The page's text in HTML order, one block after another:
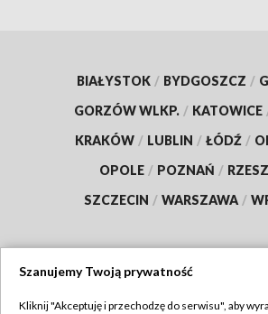
BIAŁYSTOK / BYDGOSZCZ /
GORZÓW WLKP. / KATOWICE
KRAKÓW / LUBLIN / ŁÓDŹ /
OPOLE / POZNAŃ /
SZCZECIN / WARSZAWA /
Szanujemy Twoją prywatność
Kliknij "Akceptuję i przechodzę do serwisu", aby